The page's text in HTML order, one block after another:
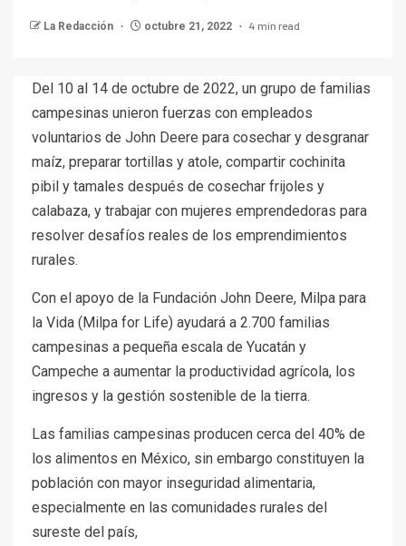
La Redacción octubre 21, 2022 4 min read
Del 10 al 14 de octubre de 2022, un grupo de familias
campesinas unieron fuerzas con empleados
voluntarios de John Deere para cosechar y desgranar
maíz, preparar tortillas y atole, compartir cochinita
pibil y tamales después de cosechar frijoles y
calabaza, y trabajar con mujeres emprendedoras para
resolver desafíos reales de los emprendimientos
rurales.
Con el apoyo de la Fundación John Deere, Milpa para
la Vida (Milpa for Life) ayudará a 2.700 familias
campesinas a pequeña escala de Yucatán y
Campeche a aumentar la productividad agrícola, los
ingresos y la gestión sostenible de la tierra.
Las familias campesinas producen cerca del 40% de
los alimentos en México, sin embargo constituyen la
población con mayor inseguridad alimentaria,
especialmente en las comunidades rurales del
sureste del país,